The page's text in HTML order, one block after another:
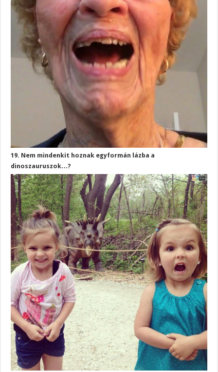
19. Nem mindenkit hoznak egyformán lázba a
dinoszauruszok…?